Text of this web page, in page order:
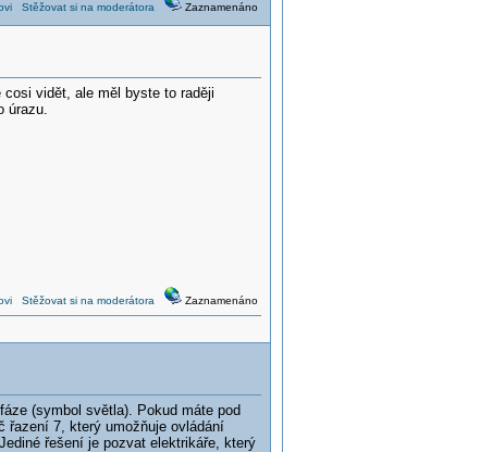
Stěžovat si na moderátora Zaznamenáno
vidět, ale měl byste to raději
úrazu.
Stěžovat si na moderátora Zaznamenáno
(symbol světla). Pokud máte pod
řazení 7, který umožňuje ovládání
řešení je pozvat elektrikáře, který